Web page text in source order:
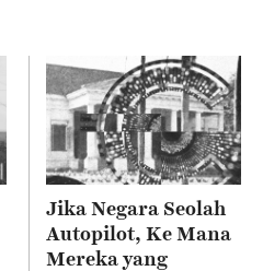
Jika Negara Seolah
Autopilot, Ke Mana
Mereka yang